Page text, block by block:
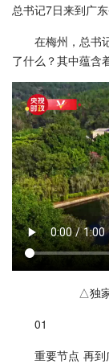
总书记7日来到广
在梅州，总书
了什么？其中蕴含
△独
01
重要节点 再到